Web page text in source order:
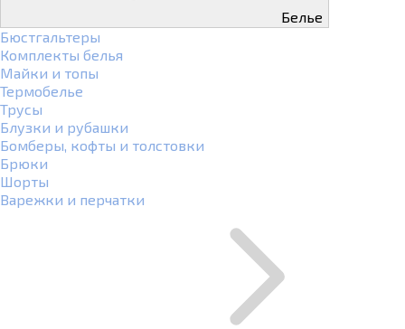
Белье
Бюстгальтеры
Комплекты белья
Майки и топы
Термобелье
Трусы
Блузки и рубашки
Бомберы, кофты и толстовки
Брюки
Шорты
Варежки и перчатки